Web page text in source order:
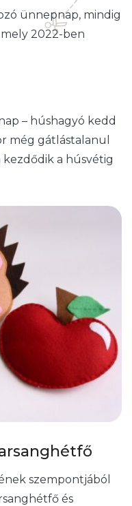
ünnepnap, mindig
2022-ben
– húshagyó kedd
még gátlástalanul
a húsvétig
szempontjából
és